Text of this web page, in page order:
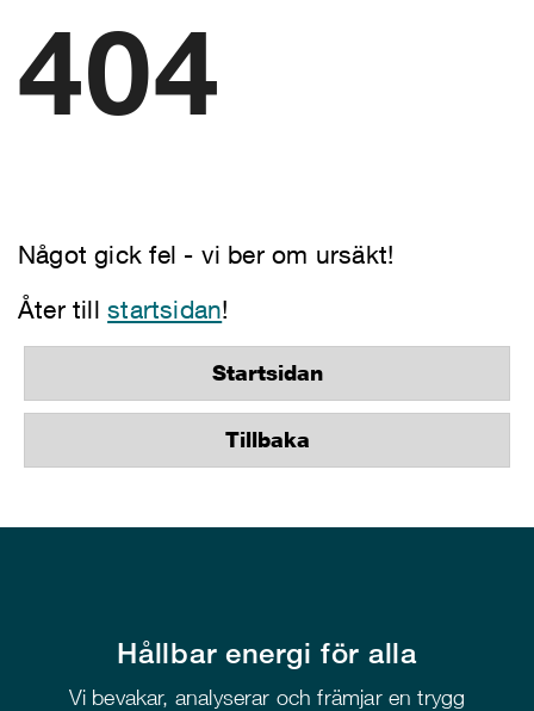
404
Något gick fel - vi ber om ursäkt!
Åter tillstartsidan!
Startsidan
Tillbaka
Hållbar energi för alla
Vi bevakar, analyserar och främjar en trygg